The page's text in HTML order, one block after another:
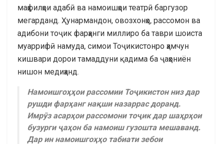
маҳфилҳои адабӣ ва намоишҳои театрӣ баргузор
мегарданд. Ҳунармандон, овозхонҳо, рассомон ва
адибони тоҷик фарҳанги миллиро ба таври шоиста
муаррифӣ намуда, симои Тоҷикистонро ҳамчун
кишвари дорои тамаддуни қадима ба ҷаҳониён
нишон медиҳанд.
Намоишгоҳҳои рассомии Тоҷикистон низ дар
рушди фарҳанг нақши назаррас доранд.
Имрӯз асарҳои рассомони тоҷик дар шаҳрҳои
бузурги ҷаҳон ба намоиш гузошта мешаванд.
Дар ин намоишгоҳҳо табиати зебои